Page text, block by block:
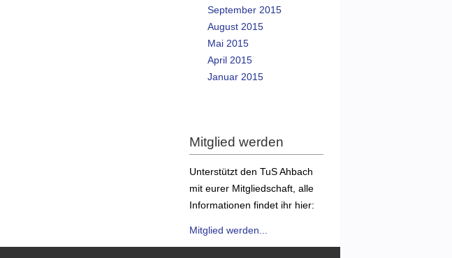
September 2015
August 2015
Mai 2015
April 2015
Januar 2015
Mitglied werden
Unterstützt den TuS Ahbach
mit eurer Mitgliedschaft, alle
Informationen findet ihr hier:
Mitglied werden...